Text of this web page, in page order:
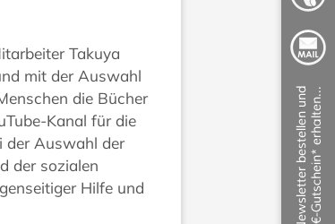
Takuya
mit der Auswahl
die Bücher
Kanal für die
der Auswahl der
der sozialen
Hilfe und